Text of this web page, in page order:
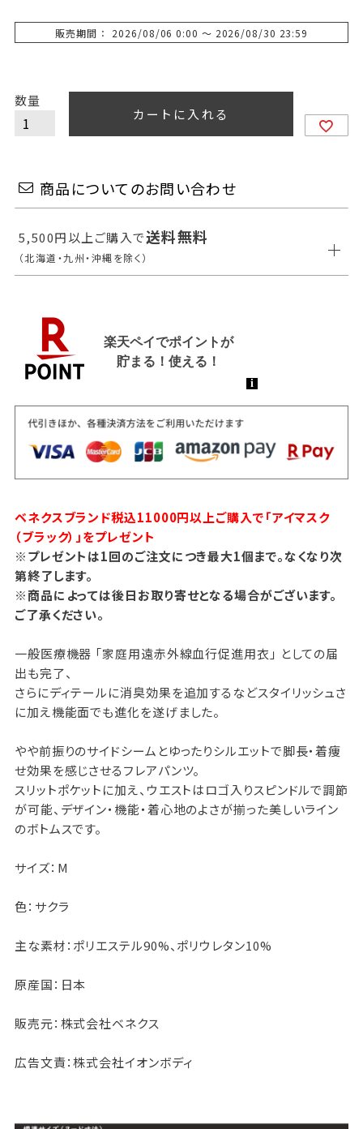
販売期間 2026/08/06 0:00 〜 2026/08/30 23:59
カートに入れる
商品についてのお問い合わせ
5,500円以上ご購入で送料無料
（北海道・九州・沖縄を除く）
ベネクスブランド税込11000円以上ご購入で「アイマスク
（ブラック）」をプレゼント
※プレゼントは1回のご注文につき最大1個まで。なくなり次
第終了します。
※商品によっては後日お取り寄せとなる場合がございます。
ご了承ください。
一般医療機器 「家庭用遠赤外線血行促進用衣」 としての届
出も完了、
さらにディテールに消臭効果を追加するなどスタイリッシュさ
に加え機能面でも進化を遂げました。
やや前振りのサイドシームとゆったりシルエットで脚長・着痩
せ効果を感じさせるフレアパンツ。
スリットポケットに加え、ウエストはロゴ入りスピンドルで調節
が可能、デザイン・機能・着心地のよさが揃った美しいライン
のボトムスです。
サイズ：M
色：サクラ
主な素材：ポリエステル90%、ポリウレタン10%
原産国：日本
販売元：株式会社ベネクス
広告文責：株式会社イオンボディ